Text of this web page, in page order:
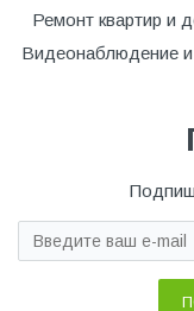
Ремонт квартир и
Видеонаблюдение